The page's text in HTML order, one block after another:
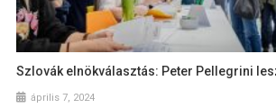
Szlovák elnökválasztás: Peter Pellegrini
április 7, 2024